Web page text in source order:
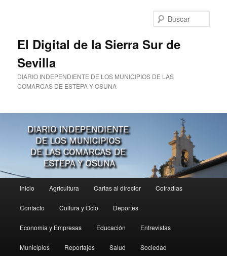
El Digital de la Sierra Sur de
Sevilla
DIARIO INDEPENDIENTE DE LOS MUNICIPIOS DE LAS
COMARCAS DE ESTEPA Y OSUNA
principal
Inicio Agricultura Cartas al director Cofradias
Contacto Cultura y Ocio Deportes
Economia y Empresas Educación Entrevistas
Municipios Reportajes Salud Sociedad